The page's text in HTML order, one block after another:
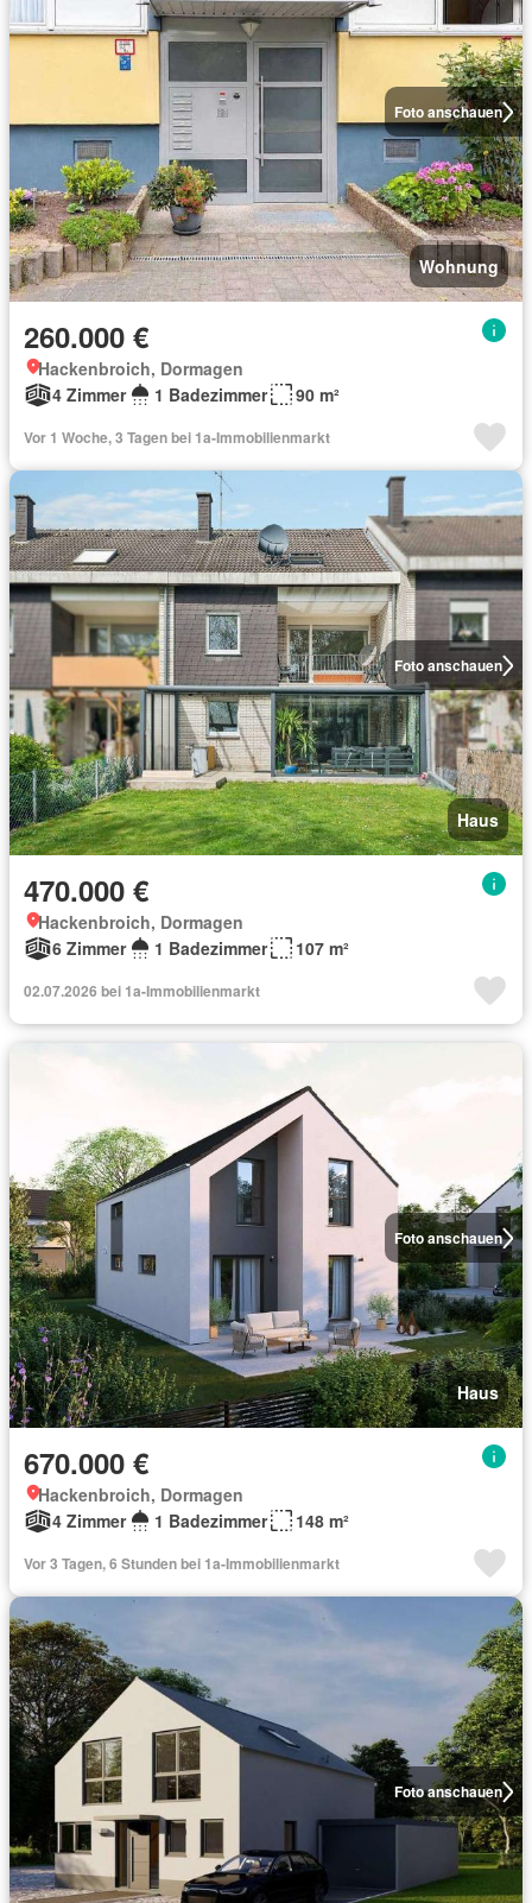
Foto anschauen
Wohnung
260.000 €
Hackenbroich, Dormagen
4 Zimmer
1 Badezimmer 90 m²
Vor 1 Woche, 3 Tagen bei 1a-Immobilienmarkt
Foto anschauen
Haus
470.000 €
Hackenbroich, Dormagen
6 Zimmer
1 Badezimmer 107 m²
02.07.2026 bei 1a-Immobilienmarkt
Foto anschauen
Haus
670.000 €
Hackenbroich, Dormagen
4 Zimmer
1 Badezimmer 148 m²
Vor 3 Tagen, 6 Stunden bei 1a-Immobilienmarkt
Foto anschauen